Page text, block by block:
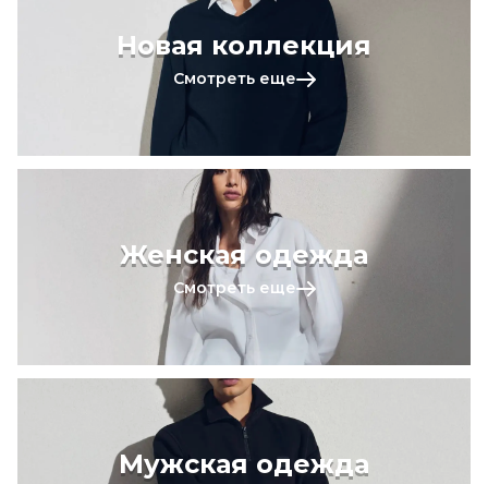
Новая коллекция
Смотреть еще
Женская одежда
Смотреть еще
Мужская одежда